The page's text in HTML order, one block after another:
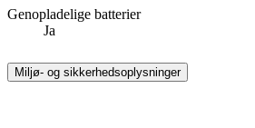
Genopladelige batterier
Ja
Miljø- og sikkerhedsoplysninger